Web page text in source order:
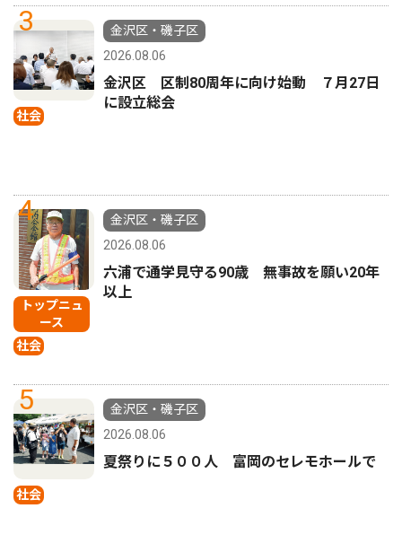
3
社会
金沢区・磯子区
2026.08.06
金沢区 区制80周年に向け始動 ７月27日
に設立総会
4
トップニュ
ース
社会
金沢区・磯子区
2026.08.06
六浦で通学見守る90歳 無事故を願い20年
以上
5
社会
金沢区・磯子区
2026.08.06
夏祭りに５００人 富岡のセレモホールで